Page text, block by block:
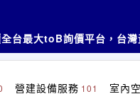
全台最大toB詢價平台，台灣
營建設備服務 101 室內